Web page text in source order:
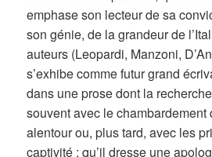
emphase son lecteur de sa
son génie, de la grandeur de
auteurs (Leopardi, Manzoni,
s’exhibe comme futur grand
dans une prose dont la
souvent avec le chambardement
alentour ou, plus tard, avec les
captivité ; qu’il dresse une